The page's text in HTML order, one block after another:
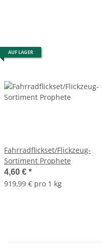
AUF LAGER
Fahrradflickset/Flickzeug-
Sortiment Prophete
4,60 € *
919,99 € pro 1 kg